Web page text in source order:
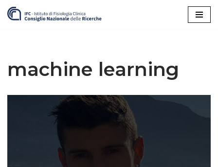
machine learning